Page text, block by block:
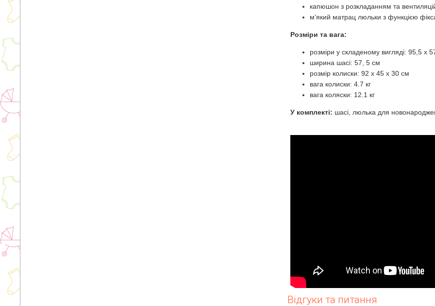
капюшон з розкладанням та
м'який матрац люльки з функцією
Розміри та вага:
розміри у складеному вигляді: 95,5 х
ширина шасі: 57, 5 см
розмір колиски: 92 x 45 x 30 см
вага колиски: 4.7 кг
вага коляски: 12.1 кг
У комплекті: шасі, люлька для
Відгуки та питання